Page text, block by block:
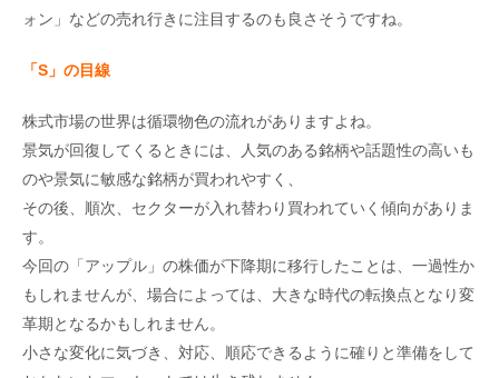
ォン」などの売れ行きに注目するのも良さそうですね。
「S 」の目線
株式市場の世界は循環物色の流れがありますよね。
景気が回復してくるときには、人気のある銘柄や話題性の高いも
のや景気に敏感な銘柄が買われやすく、
その後、順次、セクターが入れ替わり買われていく傾向がありま
す。
今回の「アップル」の株価が下降期に移行したことは、一過性か
もしれませんが、場合によっては、大きな時代の転換点となり変
革期となるかもしれません。
小さな変化に気づき、対応、順応できるように確りと準備をして